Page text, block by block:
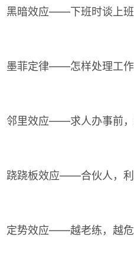
黑暗效应——下班时谈上
墨菲定律——怎样处理工
邻里效应——求人办事前，
跷跷板效应——合伙人，
定势效应——越老练，越